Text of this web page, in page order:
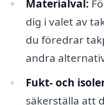
Materialval:
dig i valet av
du föredrar
andra
Fukt- och
säkerställa att